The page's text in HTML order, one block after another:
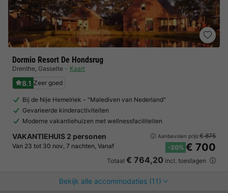
Dormio Resort De Hondsrug
Drenthe, Gasselte Kaart
8.1 Zeer goed
Bij de Nije Hemelriek - "Malediven van Nederland"
Gevarieerde kinderactiviteiten
Moderne vakantiehuizen met wellnessfaciliteiten
VAKANTIEHUIS 2 personen
Van 23 tot 30 nov, 7 nachten, Vanaf
Aanbevolen prijs:€ 875
-20% € 700
Totaal € 764,20 incl. toeslagen
Bekijk alle accommodaties (11)